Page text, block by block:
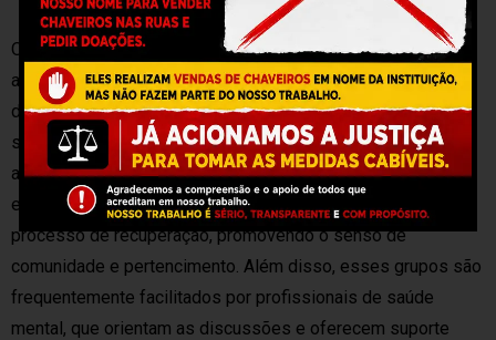
Os grupos de apoio
são uma das formas mais eficazes de
assistência oferecida pelas ONGs. Nesses grupos,
dependentes químicos têm a oportunidade de compartilhar
suas experiências e desafios em um ambiente seguro e
acolhedor. A troca de vivências e estratégias de
enfrentamento pode ser extremamente benéfica para o
processo de recuperação, promovendo o senso de
comunidade e pertencimento. Além disso, esses grupos são
frequentemente facilitados por profissionais de saúde
mental, que orientam as discussões e oferecem suporte